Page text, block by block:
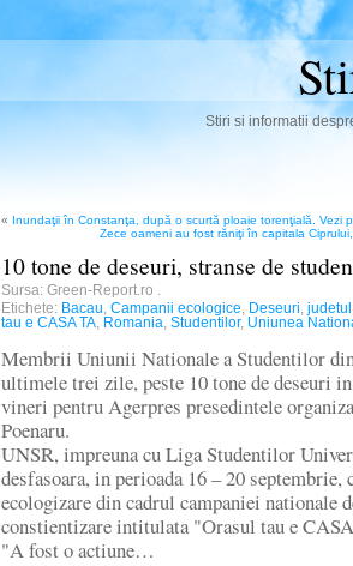
Stiri si informatii
« Inundaţii în Constanţa, după o scurtă ploaie torenţială. Vezi
Zece oameni au fost răniţi în capitala
10 tone de deseuri, stranse de
Sursa: Green-Report.ro
Etichete: Bacau Campanii ecologice Deseuri judetul
tau e CASA TA
Romania Studentilor, Uniunea
Membrii Uniunii Nationale a Studentilor
ultimele trei zile, peste 10 tone de deseuri
vineri pentru Agerpres presedintele
Poenaru.
UNSR, impreuna cu Liga Studentilor
desfasoara, in perioada 16 – 20 septembrie,
ecologizare din cadrul campaniei nationale
constientizare intitulata "Orasul tau e
"A fost o actiune…